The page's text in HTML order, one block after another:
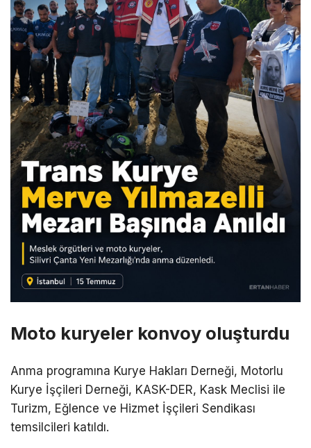
Moto kuryeler konvoy oluşturdu
Anma programına Kurye Hakları Derneği, Motorlu
Kurye İşçileri Derneği, KASK-DER, Kask Meclisi ile
Turizm, Eğlence ve Hizmet İşçileri Sendikası
temsilcileri katıldı.